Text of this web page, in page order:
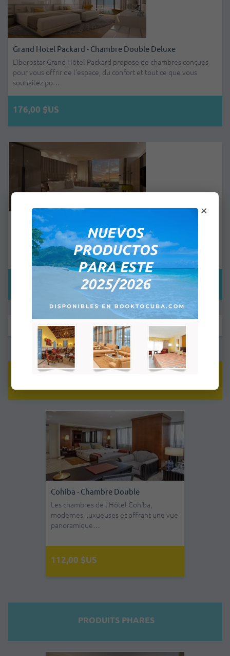
Grand Hotel Packard - Chambre Double Deluxe
L'Iberostar Grand Hôtel Packard propose de chambres conçues
pour vous offrir de l’espace, du confort et tout ce que vous
souhaitez po…
176,00 $US
Paseo Del Prado - Chambre Double
Hôtel cinq étoiles situé au centre de la capitale cubaine,
Le Royalton Habana Paseo del Prado vient d’ouvrir ses portes et
est très certaine…
6 Article(s)
Jibacoa - Chambre Double - Tout
Compris
Le Jibacoa se compose de 250 chambres
réparties sur dix-huit bâtiments de deux
94,00 $US
PRODUITS PHARES
×